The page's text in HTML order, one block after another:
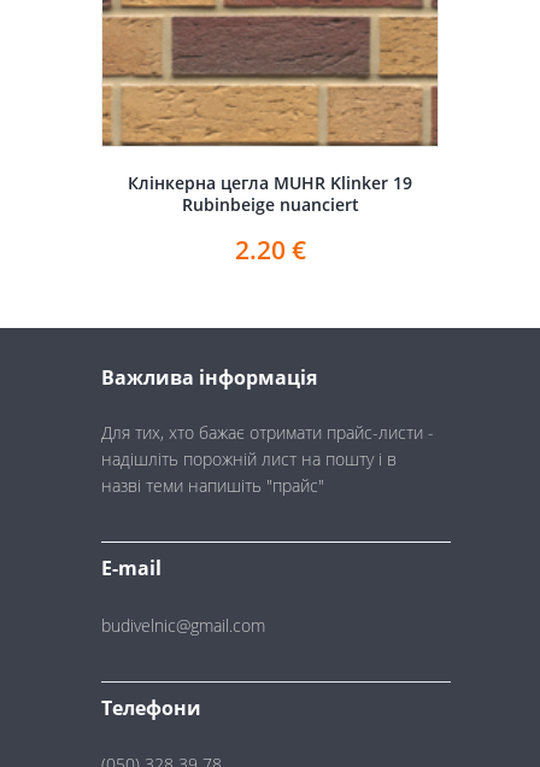
Клінкерна цегла MUHR Klinker 19
Rubinbeige nuanciert
2.20 €
Важлива інформація
Для тих, хто бажає отримати прайс-листи -
надішліть порожній лист на пошту і в
назві теми напишіть "прайс"
E-mail
budivelnic@gmail.com
Телефони